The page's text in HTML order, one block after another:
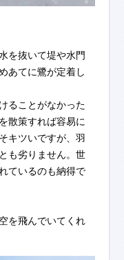
を抜いて堤や水門
あてに鷺が定着し
ることがなかった
散策すれば容易に
キツいですが、羽
も劣りません。世
ているのも納得で
を飛んでいてくれ